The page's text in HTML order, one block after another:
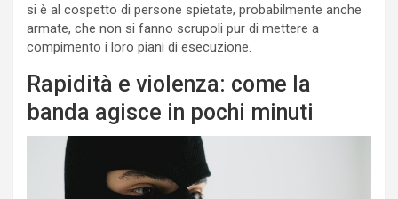
si è al cospetto di persone spietate, probabilmente anche
armate, che non si fanno scrupoli pur di mettere a
compimento i loro piani di esecuzione.
Rapidità e violenza: come la
banda agisce in pochi minuti